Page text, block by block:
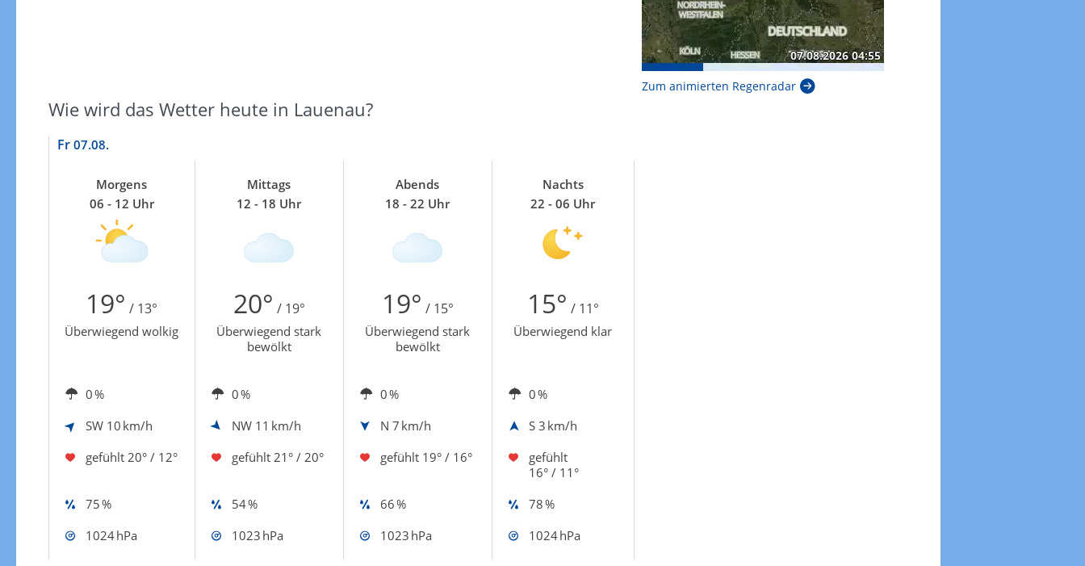
Wie wird das Wetter heute in Lauenau?
Fr 07.08.
Morgens
06 - 12 Uhr
Mittags
12 - 18 Uhr
Abends
18 - 22 Uhr
Nachts
22 - 06 Uhr
19° / 13° 20° / 19° 19° / 15° 15° / 11°
Überwiegend wolkig
Überwiegend stark
bewölkt
Überwiegend stark
bewölkt
Überwiegend klar
0 % 0 % 0 %
0 %
SW 10 km/h NW 11 km/h N 7 km/h S 3 km/h
gefühlt 20° / 12° gefühlt 21° / 20° gefühlt 19° / 16°
gefühlt
16° / 11°
75 %
54 % 66 %
78 %
1024 hPa
1023 hPa 1023 hPa 1024 hPa
Zum animierten Regenradar